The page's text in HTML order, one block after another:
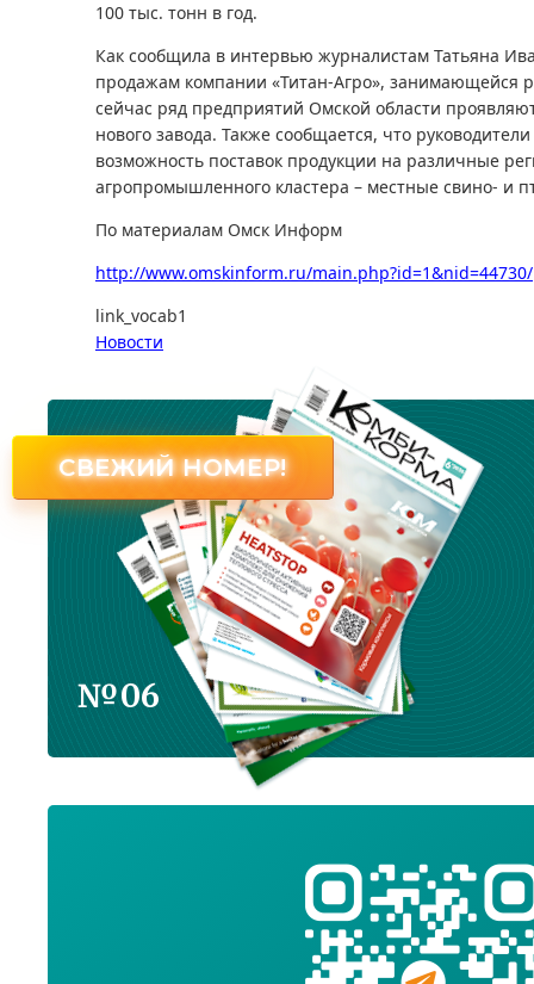
100 тыс. тонн в год.
Как сообщила в интервью журналистам Татьяна
продажам компании «Титан-Агро», занимающейся
сейчас ряд предприятий Омской области
нового завода. Также сообщается, что
возможность поставок продукции на различные
агропромышленного кластера – местные свино- и
По материалам Омск Информ
http://www.omskinform.ru/main.php?id=1&nid=44730/
link_vocab1
Новости
СВЕЖИЙ НОМЕР!
№06